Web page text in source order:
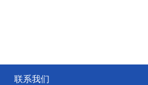
联系我们